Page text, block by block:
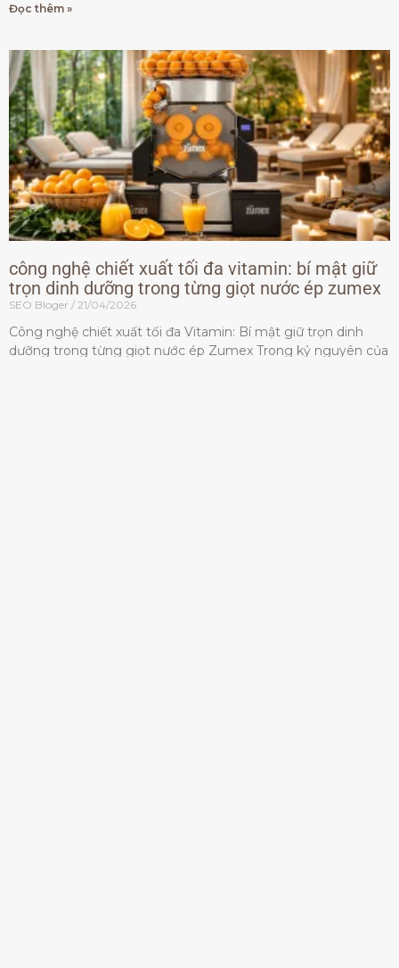
Đọc thêm »
công nghệ chiết xuất tối đa vitamin: bí mật giữ
trọn dinh dưỡng trong từng giọt nước ép zumex
SEO Bloger 21/04/2026
Công nghệ chiết xuất tối đa Vitamin: Bí mật giữ trọn dinh
dưỡng trong từng giọt nước ép Zumex Trong kỷ nguyên của